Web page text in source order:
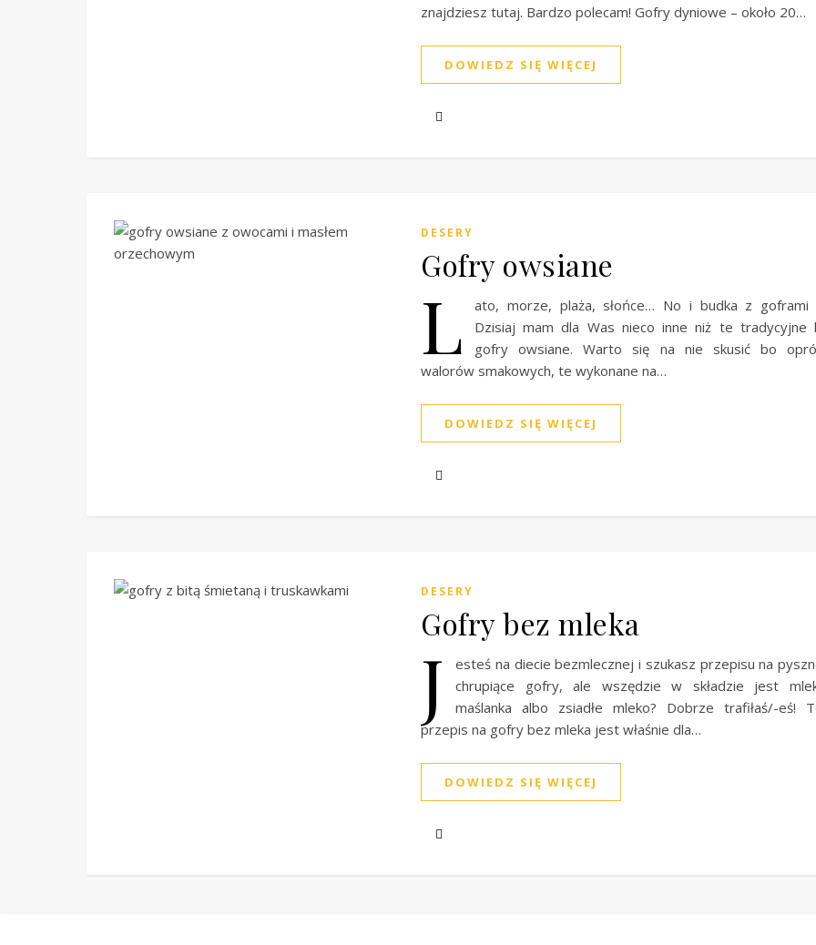
znajdziesz tutaj. Bardzo polecam! Gofry dyniowe – około 20…
DOWIEDZ SIĘ WIĘCEJ
DESERY
Gofry owsiane
L
ato, morze, plaża, słońce… No i budka z goframi
Dzisiaj mam dla Was nieco inne niż te tradycyjne
gofry owsiane. Warto się na nie skusić bo
walorów smakowych, te wykonane na…
DOWIEDZ SIĘ WIĘCEJ
DESERY
Gofry bez mleka
J
esteś na diecie bezmlecznej i szukasz przepisu na
chrupiące gofry, ale wszędzie w składzie jest
maślanka albo zsiadłe mleko? Dobrze trafiłaś/-eś!
przepis na gofry bez mleka jest właśnie dla…
DOWIEDZ SIĘ WIĘCEJ